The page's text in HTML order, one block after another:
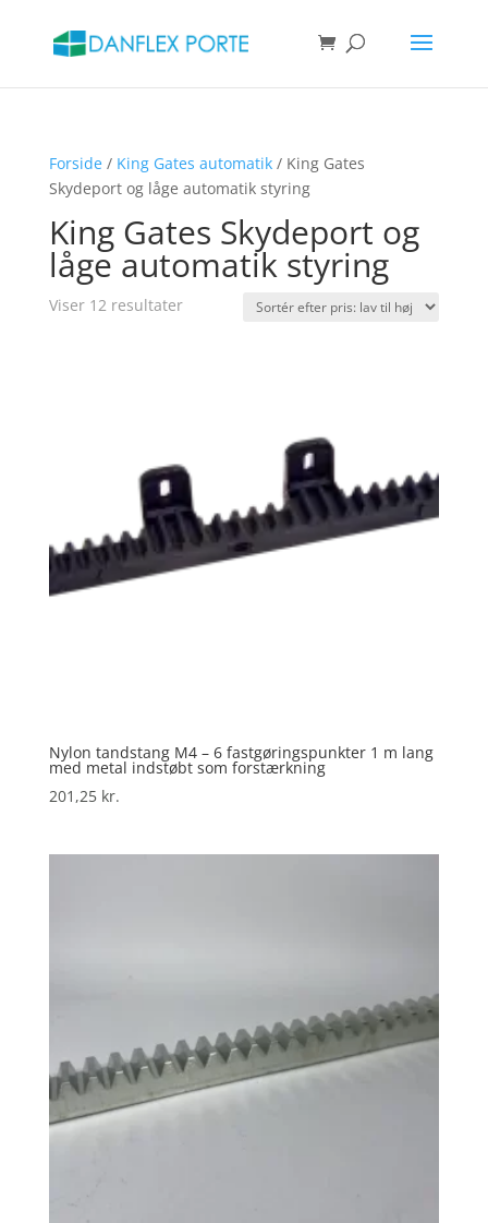
Forside/ King Gates automatik/ King Gates
Skydeport og låge automatik styring
King Gates Skydeport og
låge automatik styring
Viser 12 resultaterSorteret
Nylon tandstang M4 – 6 fastgøringspunkter 1 m lang
med metal indstøbt som forstærkning
201,25 kr.